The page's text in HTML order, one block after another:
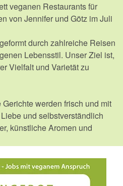
veganen Restaurants für
von Jennifer und Götz im Juli
durch zahlreiche Reisen
Lebensstil. Unser Ziel ist,
Vielfalt und Varietät zu
werden frisch und mit
und selbstverständlich
künstliche Aromen und